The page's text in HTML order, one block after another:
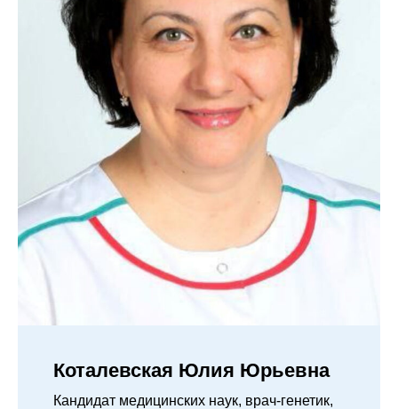
Коталевская Юлия Юрьевна
Кандидат медицинских наук, врач-генетик,